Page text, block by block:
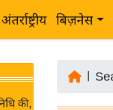
अंतर्राष्ट्रीय बिज़नेस
की,